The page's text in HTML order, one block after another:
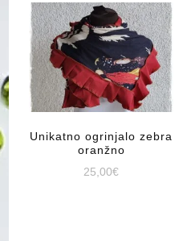
Unikatno ogrinjalo zebra
oranžno
25,00€